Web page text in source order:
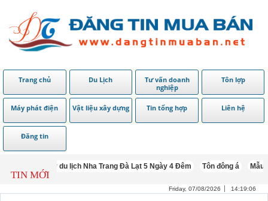
Trang chủ Du Lịch
Tư vấn doanh
nghiệp
Tôn lợp
Máy phát điện Vật liệu xây dựng Tin tổng hợp Liên hệ
Đăng tin
TIN MỚI
Tour du lịch Nha Trang Đà Lạt 5 Ngày 4 Đêm Tôn đông á Mẫu hàng rào
Friday, 07/08/2026 14:19:09